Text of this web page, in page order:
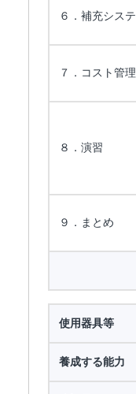
６．補充シス
７．コスト管理
８．演習
９．まとめ
使用器具等
養成する能力